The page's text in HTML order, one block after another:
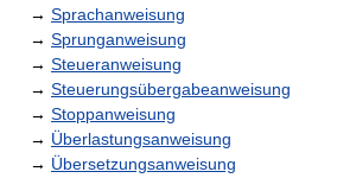
→ Sprachanweisung
→ Sprunganweisung
→ Steueranweisung
→ Steuerungsübergabeanweisung
→ Stoppanweisung
→ Überlastungsanweisung
→ Übersetzungsanweisung